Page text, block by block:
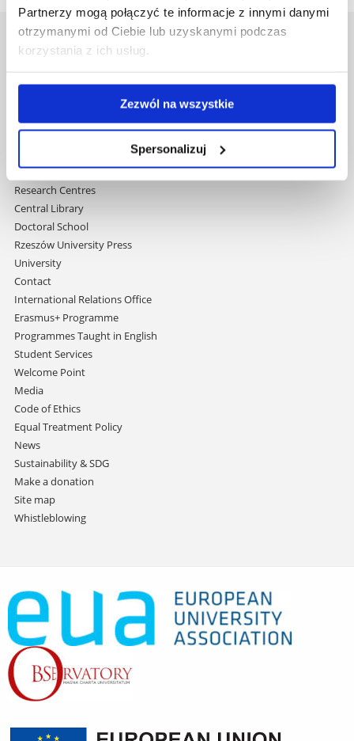
Partnerzy mogą połączyć te informacje z innymi danymi
otrzymanymi od Ciebie lub uzyskanymi podczas
korzystania z ich usług.
Zezwól na wszystkie
Spersonalizuj
University of Rzeszów
35-959 Rzeszów, Poland
info@ur.edu.pl
Skip
Governance
Faculties
Research Centres
Central Library
Doctoral School
Rzeszów University Press
University
Contact
International Relations Office
Erasmus+ Programme
Programmes Taught in English
Student Services
Welcome Point
Media
Code of Ethics
Equal Treatment Policy
News
Sustainability & SDG
Make a donation
Site map
Whistleblowing